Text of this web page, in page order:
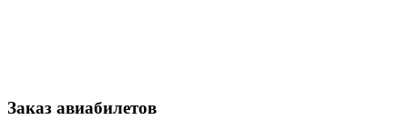
Заказ авиабилетов